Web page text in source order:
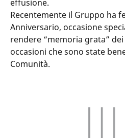
effusione.
Recentemente il Gruppo ha
Anniversario, occasione
rendere “memoria grata”
occasioni che sono state
Comunità.